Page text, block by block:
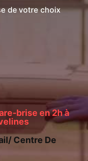
de votre choix
brise en 2h à
Centre De